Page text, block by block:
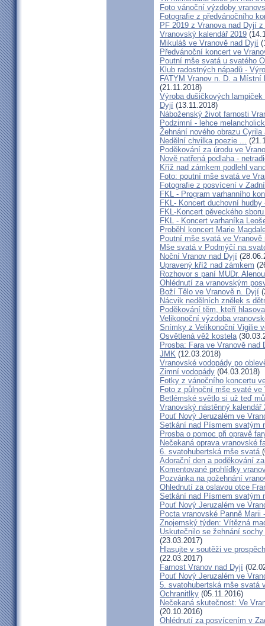
Foto vánoční výzdoby
Fotografie z předvánočního
PF 2019 z Vranova nad Dyjí z
Vranovský kalendář 2019
Mikuláš ve Vranově nad Dyjí
Předvánoční koncert ve
Poutní mše svatá u svatého
Klub radostných nápadů -
FATYM Vranov n. D. a Místní
(21.11.2018)
Výroba dušičkových
Dyjí (13.11.2018)
Náboženský život farnosti
Podzimní - lehce
Žehnání nového obrazu
Nedělní chvilka poezie ...
Poděkování za úrodu ve
Nově natřená podlaha -
Kříž nad zámkem podlehl
Foto: poutní mše svatá ve
Fotografie z posvícení v
FKL - Program varhanního
FKL- Koncert duchovní hudby
FKL-Koncert pěveckého
FKL - Koncert varhaníka
Proběhl koncert Marie
Poutní mše svatá ve Vranově
Mše svatá v Podmýčí na
Noční Vranov nad Dyjí
Upravený kříž nad zámkem
Rozhovor s paní MUDr.
Ohlédnutí za vranovským
Boží Tělo ve Vranově n. Dyjí
Nácvik nedělních znělek s
Poděkování těm, kteří
Velikonoční výzdoba
Snímky z Velikonoční Vigilie
Osvětlená věž kostela
Prosba: Fara ve Vranově nad
JMK (12.03.2018)
Vranovské vodopády po
Zimní vodopády (04.03.2018)
Fotky z vánočního koncertu
Foto z půlnoční mše svaté ve
Betlémské světlo si už teď
Vranovský nástěnný kalendář
Pouť Nový Jeruzalém ve
Setkání nad Písmem svatým
Prosba o pomoc při opravě
Nečekaná oprava vranovské
6. svatohubertská mše svatá
Adorační den a poděkování
Komentované prohlídky
Pozvánka na požehnání
Ohlednutí za oslavou otce
Setkání nad Písmem svatým
Pouť Nový Jeruzalém ve
Pocta vranovské Panně Marii
Znojemský týden: Vítězná
Uskutečnilo se žehnání
(23.03.2017)
Hlasujte v soutěži ve
(22.03.2017)
Farnost Vranov nad Dyjí
Pouť Nový Jeruzalém ve
5. svatohubertská mše svatá
Ochranitlky (05.11.2016)
Nečekaná skutečnost: Ve
(20.10.2016)
Ohlédnutí za posvícením v